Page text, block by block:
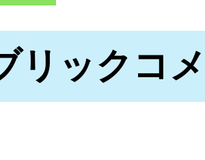
リックコ